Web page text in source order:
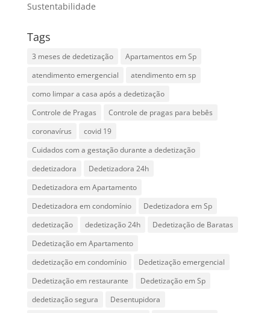
Sustentabilidade
Tags
3 meses de dedetização
Apartamentos em Sp
atendimento emergencial
atendimento em sp
como limpar a casa após a dedetização
Controle de Pragas
Controle de pragas para bebês
coronavírus
covid 19
Cuidados com a gestação durante a dedetização
dedetizadora
Dedetizadora 24h
Dedetizadora em Apartamento
Dedetizadora em condomínio
Dedetizadora em Sp
dedetização
dedetização 24h
Dedetização de Baratas
Dedetização em Apartamento
dedetização em condomínio
Dedetização emergencial
Dedetização em restaurante
Dedetização em Sp
dedetização segura
Desentupidora